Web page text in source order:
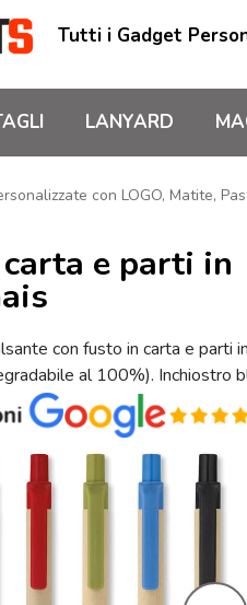
Tutti i Gadget
LANYARD
con LOGO, Matite,
e parti in
con fusto in carta e parti in
al 100%). Inchiostro